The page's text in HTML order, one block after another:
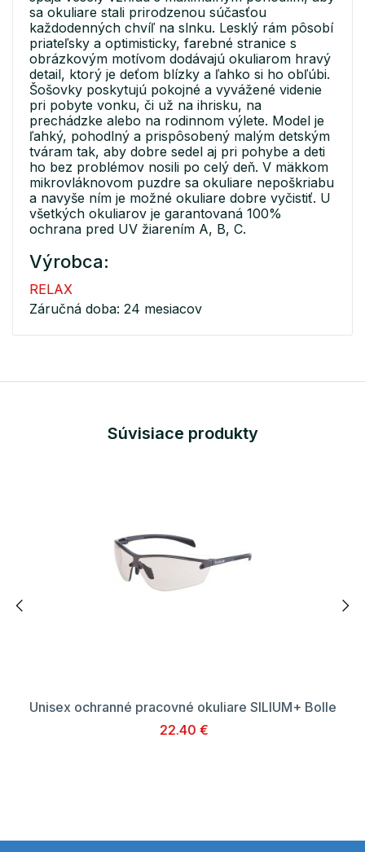
sa okuliare stali prirodzenou súčasťou
každodenných chvíľ na slnku. Lesklý rám pôsobí
priateľsky a optimisticky, farebné stranice s
obrázkovým motívom dodávajú okuliarom hravý
detail, ktorý je deťom blízky a ľahko si ho obľúbi.
Šošovky poskytujú pokojné a vyvážené videnie
pri pobyte vonku, či už na ihrisku, na
prechádzke alebo na rodinnom výlete. Model je
ľahký, pohodlný a prispôsobený malým detským
tváram tak, aby dobre sedel aj pri pohybe a deti
ho bez problémov nosili po celý deň. V mäkkom
mikrovláknovom puzdre sa okuliare nepoškriabu
a navyše ním je možné okuliare dobre vyčistiť. U
všetkých okuliarov je garantovaná 100%
ochrana pred UV žiarením A, B, C.
Výrobca:
RELAX
Záručná doba: 24 mesiacov
Súvisiace produkty
Unisex ochranné pracovné okuliare SILIUM+ Bolle
22.40 €